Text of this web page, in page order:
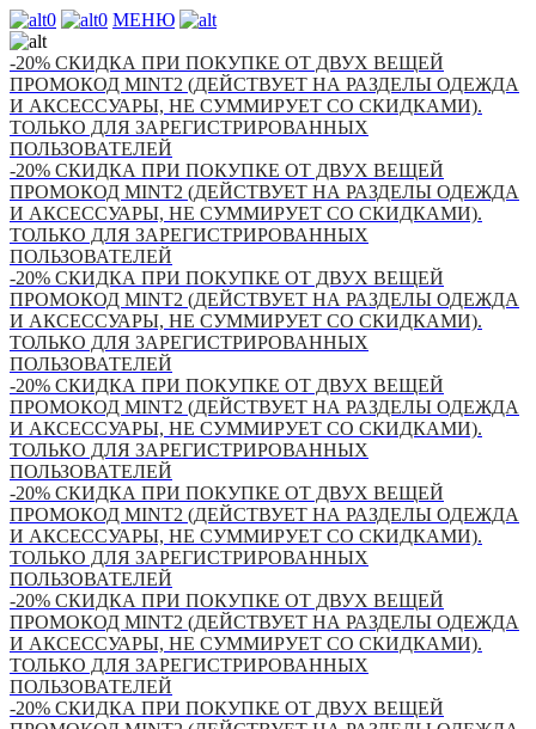
0 0 МЕНЮ
-20% СКИДКА ПРИ ПОКУПКЕ ОТ ДВУХ ВЕЩЕЙ
ПРОМОКОД MINT2 (ДЕЙСТВУЕТ НА РАЗДЕЛЫ ОДЕЖДА
И АКСЕССУАРЫ, НЕ СУММИРУЕТ СО СКИДКАМИ).
ТОЛЬКО ДЛЯ ЗАРЕГИСТРИРОВАННЫХ
ПОЛЬЗОВАТЕЛЕЙ
-20% СКИДКА ПРИ ПОКУПКЕ ОТ ДВУХ ВЕЩЕЙ
ПРОМОКОД MINT2 (ДЕЙСТВУЕТ НА РАЗДЕЛЫ ОДЕЖДА
И АКСЕССУАРЫ, НЕ СУММИРУЕТ СО СКИДКАМИ).
ТОЛЬКО ДЛЯ ЗАРЕГИСТРИРОВАННЫХ
ПОЛЬЗОВАТЕЛЕЙ
-20% СКИДКА ПРИ ПОКУПКЕ ОТ ДВУХ ВЕЩЕЙ
ПРОМОКОД MINT2 (ДЕЙСТВУЕТ НА РАЗДЕЛЫ ОДЕЖДА
И АКСЕССУАРЫ, НЕ СУММИРУЕТ СО СКИДКАМИ).
ТОЛЬКО ДЛЯ ЗАРЕГИСТРИРОВАННЫХ
ПОЛЬЗОВАТЕЛЕЙ
-20% СКИДКА ПРИ ПОКУПКЕ ОТ ДВУХ ВЕЩЕЙ
ПРОМОКОД MINT2 (ДЕЙСТВУЕТ НА РАЗДЕЛЫ ОДЕЖДА
И АКСЕССУАРЫ, НЕ СУММИРУЕТ СО СКИДКАМИ).
ТОЛЬКО ДЛЯ ЗАРЕГИСТРИРОВАННЫХ
ПОЛЬЗОВАТЕЛЕЙ
-20% СКИДКА ПРИ ПОКУПКЕ ОТ ДВУХ ВЕЩЕЙ
ПРОМОКОД MINT2 (ДЕЙСТВУЕТ НА РАЗДЕЛЫ ОДЕЖДА
И АКСЕССУАРЫ, НЕ СУММИРУЕТ СО СКИДКАМИ).
ТОЛЬКО ДЛЯ ЗАРЕГИСТРИРОВАННЫХ
ПОЛЬЗОВАТЕЛЕЙ
-20% СКИДКА ПРИ ПОКУПКЕ ОТ ДВУХ ВЕЩЕЙ
ПРОМОКОД MINT2 (ДЕЙСТВУЕТ НА РАЗДЕЛЫ ОДЕЖДА
И АКСЕССУАРЫ, НЕ СУММИРУЕТ СО СКИДКАМИ).
ТОЛЬКО ДЛЯ ЗАРЕГИСТРИРОВАННЫХ
ПОЛЬЗОВАТЕЛЕЙ
-20% СКИДКА ПРИ ПОКУПКЕ ОТ ДВУХ ВЕЩЕЙ